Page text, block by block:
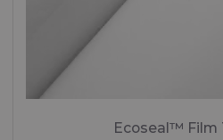
Ecoseal™ Film